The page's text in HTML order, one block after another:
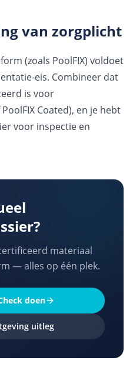
van zorgplicht
(zoals PoolFIX) voldoet
eis. Combineer dat
is voor
Coated), en je hebt
voor inspectie en
materiaal
— alles op één plek.
doen
uitleg